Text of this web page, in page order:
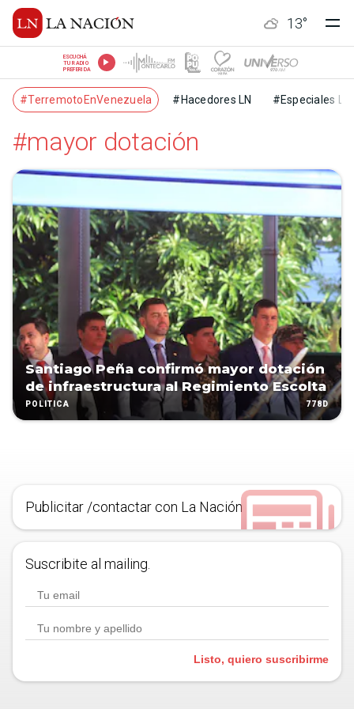
13°
ESCUCHÁ
TU RADIO
PREFERIDA
#TerremotoEnVenezuela #Hacedores LN #Especiales LN
#mayor dotación
Santiago Peña confirmó mayor dotación
de infraestructura al Regimiento Escolta
POLÍTICA 778D
Publicitar /contactar con La Nación
Suscribite al mailing.
Listo, quiero suscribirme